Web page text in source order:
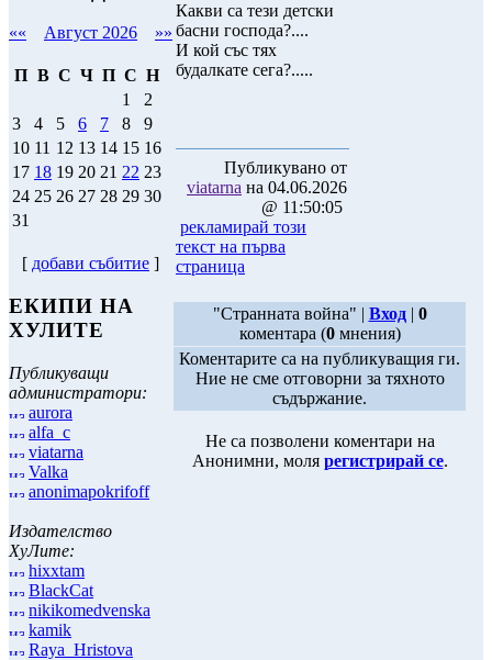
«« Август 2026 »»
П В С Ч П С Н
1
2
3
4 5 6 7 8
9
10 11 12 13 14 15 16
17 18 19 20 21 22 23
24 25 26 27 28 29 30
31
[ добави събитие ]
ЕКИПИ НА
ХУЛИТЕ
Публикуващи
администратори:
aurora
alfa_c
viatarna
Valka
anonimapokrifoff
Издателство
ХуЛите:
hixxtam
BlackCat
nikikomedvenska
kamik
Raya_Hristova
Какви са тези детски
басни господа?....
И кой със тях
будалкате сега?.....
Публикувано от
viatarna на 04.06.2026
@ 11:50:05
рекламирай този
текст на първа
страница
"Странната война" | Вход| 0
коментара (0мнения)
Коментарите са на публикуващия ги.
Ние не сме отговорни за тяхното
съдържание.
Не са позволени коментари на
Анонимни, моля регистрирай се.